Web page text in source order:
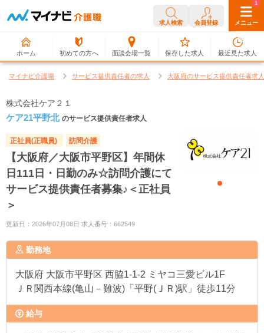
求人検索 会員登録 メニュー
ホーム 初めての方へ 面談会場一覧
0
保存した求人
1
最近見た求人
マイナビ介護職 サービス提供責任者の求人 大阪府のサービス提供責任者求人
株式会社ケア２１
ケア21平野北 のサービス提供責任者求人
正社員(正職員) 訪問介護
【大阪府／大阪市平野区】年間休
日111日・日勤のみ☆訪問介護にて
サービス提供責任者募集♪＜正社員
＞
更新日：2026年07月08日 求人番号：662549
勤務地
大阪府 大阪市平野区 西脇1-1-2 ミヤコ三愛ビル1F
ＪＲ関西本線(亀山－難波)「平野(ＪＲ)駅」徒歩11分
給与